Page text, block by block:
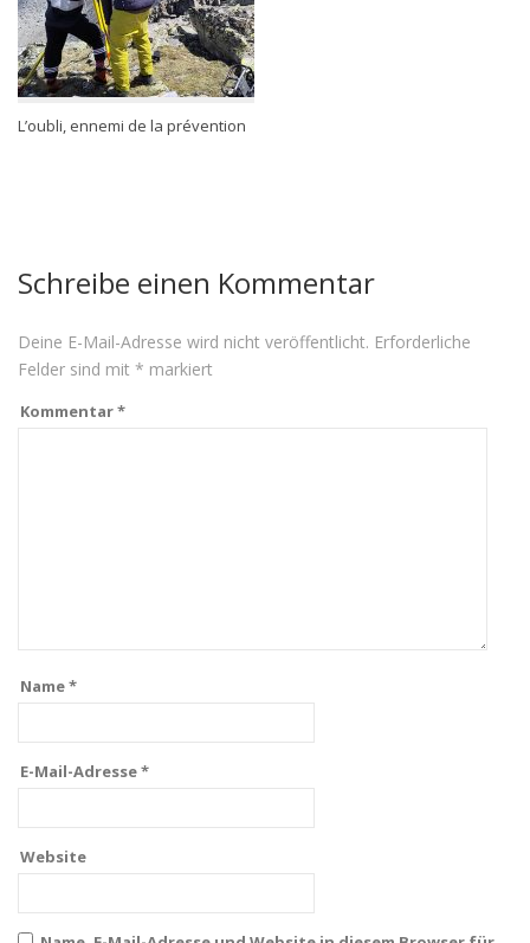
L’oubli, ennemi de la prévention
Schreibe einen Kommentar
Deine E-Mail-Adresse wird nicht veröffentlicht. Erforderliche
Felder sind mit * markiert
Kommentar*
Name*
E-Mail-Adresse*
Website